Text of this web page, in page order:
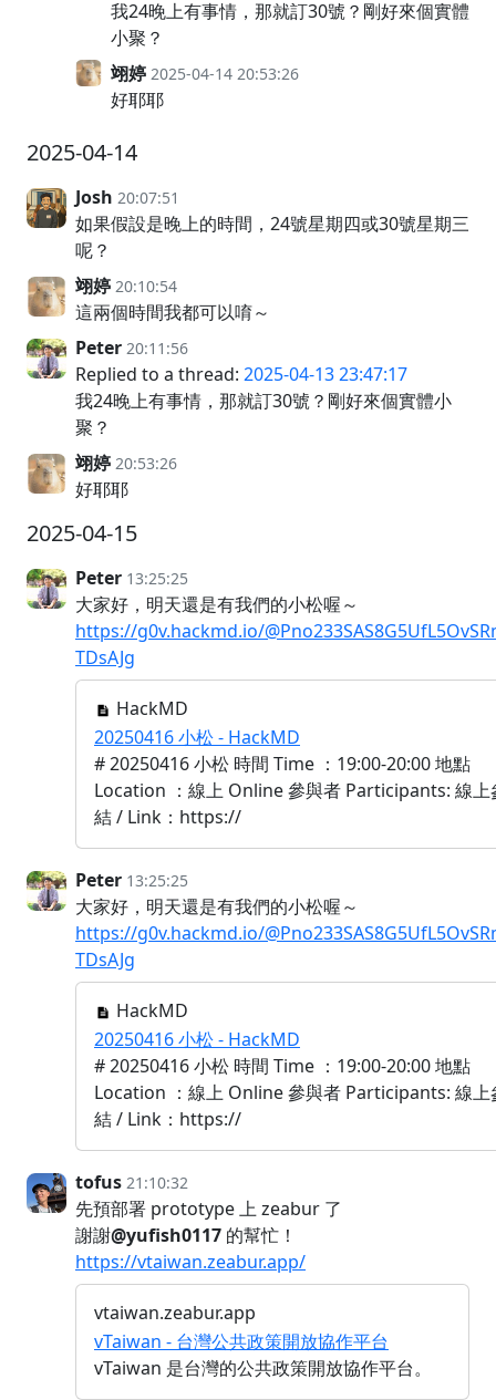
我24晚上有事情，那就訂30號？剛好來個實體
小聚？
翊婷 2025-04-14 20:53:26
好耶耶
2025-04-14
Josh 20:07:51
如果假設是晚上的時間，24號星期四或30號星期三
呢？
翊婷 20:10:54
這兩個時間我都可以唷～
Peter 20:11:56
Replied to a thread: 2025-04-13 23:47:17
我24晚上有事情，那就訂30號？剛好來個實體小
聚？
翊婷 20:53:26
好耶耶
2025-04-15
Peter 13:25:25
大家好，明天還是有我們的小松喔～
https://g0v.hackmd.io/
TDsAJg
HackMD
20250416 小松 - HackMD
# 20250416 小松 時間 Time ：19:00-20:00 地點
Location ：線上 Online 參與者 Participants: 線上
結 / Link：https://
Peter 13:25:25
大家好，明天還是有我們的小松喔～
https://g0v.hackmd.io/
TDsAJg
HackMD
20250416 小松 - HackMD
# 20250416 小松 時間 Time ：19:00-20:00 地點
Location ：線上 Online 參與者 Participants: 線上
結 / Link：https://
tofus 21:10:32
先預部署 prototype 上 zeabur 了
謝謝@yufish0117 的幫忙！
https://vtaiwan.zeabur.app/
vtaiwan.zeabur.app
vTaiwan - 台灣公共政策開放協作平台
vTaiwan 是台灣的公共政策開放協作平台。